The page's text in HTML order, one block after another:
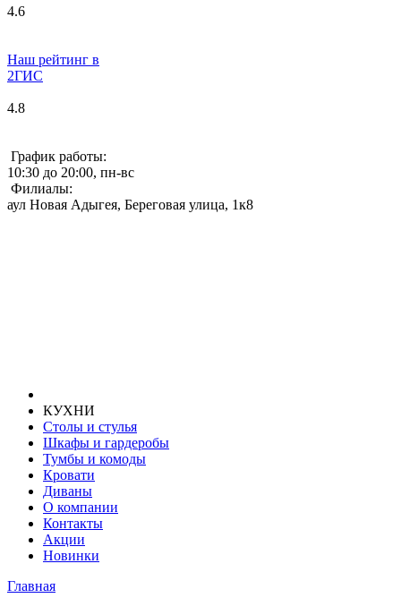
4.6
Наш рейтинг в
2ГИС
4.8
График работы:
10:30 до 20:00, пн-вс
Филиалы:
аул Новая Адыгея, Береговая улица, 1к8
КУХНИ
Столы и стулья
Шкафы и гардеробы
Тумбы и комоды
Кровати
Диваны
О компании
Контакты
Акции
Новинки
Главная